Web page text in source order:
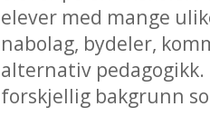
elever med mange
nabolag, bydeler,
alternativ
forskjellig bakgrunn